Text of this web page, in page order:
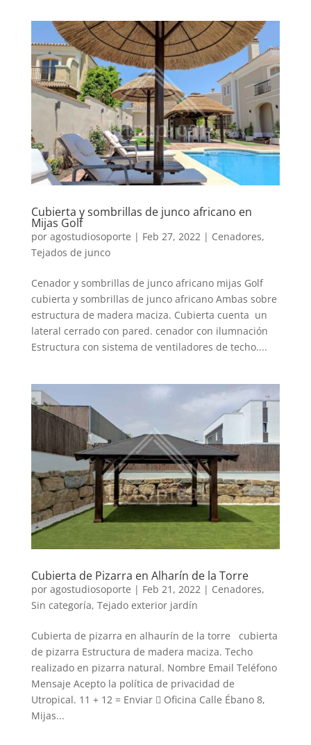
Cubierta y sombrillas de junco africano en
Mijas Golf
por agostudiosoporte | Feb 27, 2022| Cenadores,
Tejados de junco
Cenador y sombrillas de junco africano mijas Golf
cubierta y sombrillas de junco africano Ambas sobre
estructura de madera maciza. Cubierta cuenta un
lateral cerrado con pared. cenador con ilumnación
Estructura con sistema de ventiladores de techo....
Cubierta de Pizarra en Alharín de la Torre
por agostudiosoporte | Feb 21, 2022 | Cenadores,
Sin categoría, Tejado exterior jardín
Cubierta de pizarra en alhaurín de la torre cubierta
de pizarra Estructura de madera maciza. Techo
realizado en pizarra natural. Nombre Email Teléfono
Mensaje Acepto la política de privacidad de
Utropical. 11 + 12 = Enviar  Oficina Calle Ébano 8,
Mijas...